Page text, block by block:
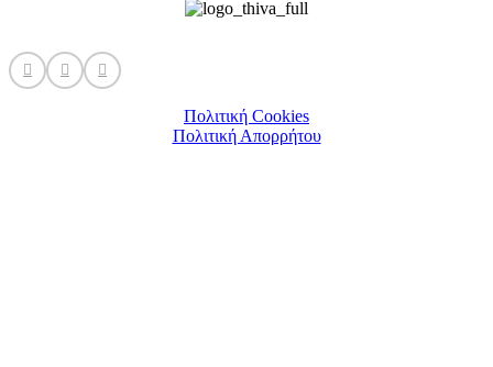
Πολιτική Cookies
Πολιτική Απορρήτου